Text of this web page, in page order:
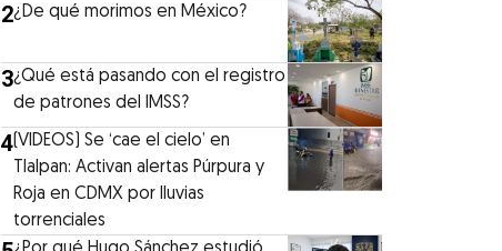
2¿De qué morimos en México?
3¿Qué está pasando con el registro
de patrones del IMSS?
4(VIDEOS) Se ‘cae el cielo’ en
Tlalpan: Activan alertas Púrpura y
Roja en CDMX por lluvias
torrenciales